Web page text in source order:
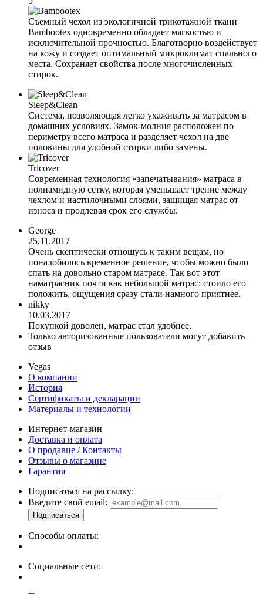
Съемный чехол из экологичной трикотажной ткани
Bambootex одновременно обладает мягкостью и
исключительной прочностью. Благотворно воздействует
на кожу и создает оптимальный микроклимат спального
места. Сохраняет свойства после многочисленных
стирок.
Sleep&Clean
Система, позволяющая легко ухаживать за матрасом в
домашних условиях. Замок-молния расположен по
периметру всего матраса и разделяет чехол на две
половины для удобной стирки либо замены.
Tricover
Современная технология «запечатывания» матраса в
полиамидную сетку, которая уменьшает трение между
чехлом и настилочными слоями, защищая матрас от
износа и продлевая срок его службы.
George
25.11.2017
Очень скептически отношусь к таким вещам, но
понадобилось временное решение, чтобы можно было
спать на довольно старом матрасе. Так вот этот
наматрасник почти как небольшой матрас: стоило его
положить, ощущения сразу стали намного приятнее.
nikky
10.03.2017
Покупкой доволен, матрас стал удобнее.
Только авторизованные пользователи могут добавить
отзыв
Vegas
О компании
История
Сертификаты и декларации
Материалы и технологии
Интернет-магазин
Доставка и оплата
О продавце / Контакты
Отзывы о магазине
Гарантия
Подписаться на рассылку:
Введите свой email:
Способы оплаты:
Социальные сети: